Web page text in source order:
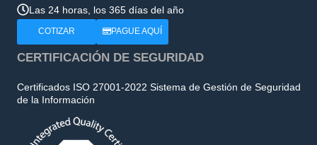
Las 24 horas, los 365 días del año
COTIZAR PAGUE AQUÍ
CERTIFICACIÓN DE SEGURIDAD
Certificados ISO 27001-2022 Sistema de Gestión de Seguridad
de la Información